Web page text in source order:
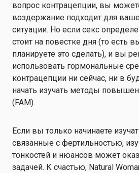
вопрос контрацепции, вы
воздержание подходит для
ситуации. Но если секс
стоит на повестке дня (то есть
планируете это сделать), и вы
использовать гормональные
контрацепции ни сейчас, ни в
начать изучать методы
(FAM).
Если вы только начинаете
связанные с фертильностью,
тонкостей и нюансов может
задачей. К счастью, Natural